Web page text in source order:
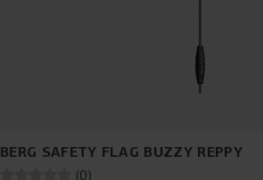
BERG SAFETY FLAG BUZZY REPPY
(0)